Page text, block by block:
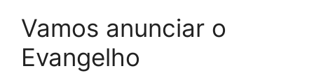
Vamos anunciar o
Evangelho